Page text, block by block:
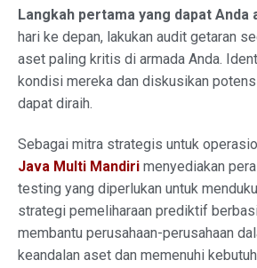
Langkah pertama yang dapat Anda
hari ke depan, lakukan audit getaran
aset paling kritis di armada Anda.
kondisi mereka dan diskusikan
dapat diraih.
Sebagai mitra strategis untuk
Java Multi Mandiri menyediakan
testing yang diperlukan untuk
strategi pemeliharaan prediktif
membantu perusahaan-perusahaan
keandalan aset dan memenuhi